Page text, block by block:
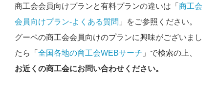
商工会会員向けプランと有料プランの違いは「 商工会
会員向けプラン-よくある質問 」をご参照ください。
グーペの商工会会員向けのプランに興味がございまし
たら「 全国各地の商工会WEBサーチ 」で検索の上、
お近くの商工会にお問い合わせください。